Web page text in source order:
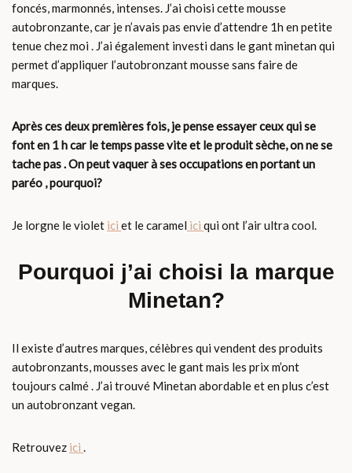
foncés, marmonnés, intenses. J’ai choisi cette mousse
autobronzante, car je n’avais pas envie d’attendre 1h en petite
tenue chez moi . J’ai également investi dans le gant minetan qui
permet d’appliquer l’autobronzant mousse sans faire de
marques.
Après ces deux premières fois, je pense essayer ceux qui se
font en 1 h car le temps passe vite et le produit sèche, on ne se
tache pas . On peut vaquer à ses occupations en portant un
paréo , pourquoi?
Je lorgne le violet ici et le caramel ici qui ont l’air ultra cool.
Pourquoi j’ai choisi la marque
Minetan?
Il existe d’autres marques, célèbres qui vendent des produits
autobronzants, mousses avec le gant mais les prix m’ont
toujours calmé . J’ai trouvé Minetan abordable et en plus c’est
un autobronzant vegan.
Retrouvez ici .